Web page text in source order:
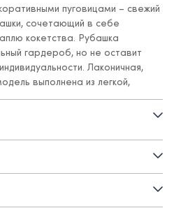
пуговицами – свежий
сочетающий в себе
кокетства. Рубашка
гардероб, но не оставит
Лаконичная,
выполнена из легкой,
ткани. Рубашка отлично
юбками-шортами Ole!twice,
для официальных
прогулок и фотосессий.